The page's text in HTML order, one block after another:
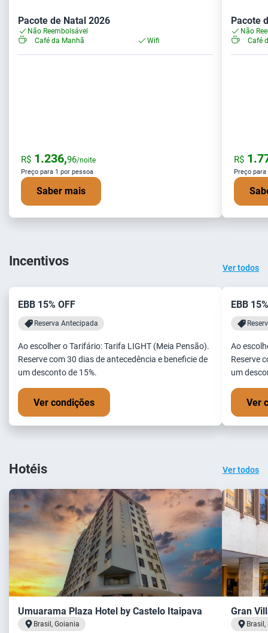
Pacote de Natal 2026
Não Reembolsável
Café da Manhã
Wifi
R$ 1.236,96/noite
Preço para 1 por pessoa
Saber mais
Pacote
Não
Café
R$
Preço
Incentivos Ver todos
EBB 15% OFF
Reserva Antecipada
Ao escolher o Tarifário: Tarifa LIGHT (Meia Pensão).
Reserve com 30 dias de antecedência e beneficie de
um desconto de 15%.
Ver condições
EBB
Ao
Reserve
um
Ver
Hotéis Ver todos
Umuarama Plaza Hotel by Castelo Itaipava
Brasil, Goiania
Gran